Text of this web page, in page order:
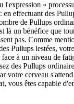
l'expression «
effectuant des
de Pullups
là un bénéfice que
pas. Comme
Pullups lestées,
à un niveau de
des Pullups
votre cerveau
vous êtes capable